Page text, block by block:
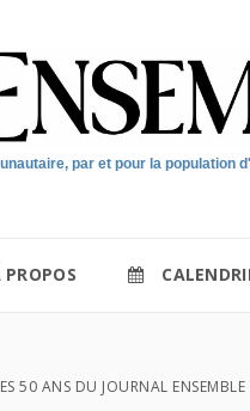
par et pour la population
PROPOS
50 ANS DU JOURNAL ENSEMBLE